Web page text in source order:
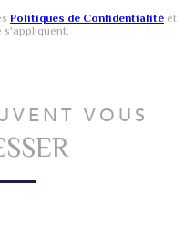
Politiques de Confidentialité et
s'appliquent.
VOUS